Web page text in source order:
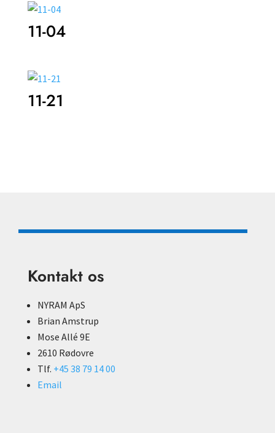
11-04
11-21
Kontakt os
NYRAM ApS
Brian Amstrup
Mose Allé 9E
2610 Rødovre
Tlf. +45 38 79 14 00
Email